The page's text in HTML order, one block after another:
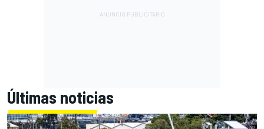
Últimas noticias